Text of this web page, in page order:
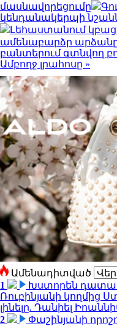
մասնավորեցումը
կենդանակերպի
Լեհաստանում
ամենաբարձր
բանտերում գտնվող
Ամբողջ լրահոսը »
Ամենադիտված
1
Խստորեն
Ռուբինյանի կողմից
լինելը. Դանիել
2
Փաշինյանի